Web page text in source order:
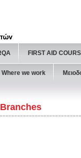
FIRST AID
Where we work